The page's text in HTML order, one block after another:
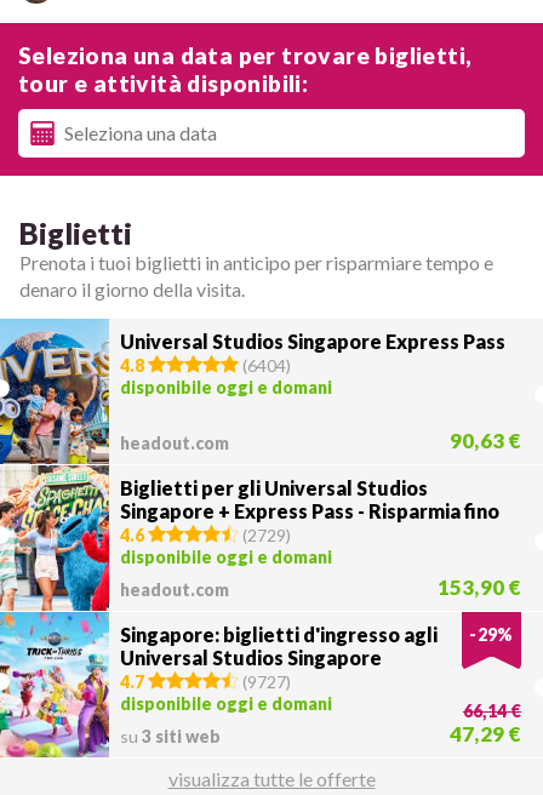
Seleziona una data per trovare biglietti,
tour e attività disponibili:
Biglietti
Prenota i tuoi biglietti in anticipo per risparmiare tempo e
denaro il giorno della visita.
Universal Studios Singapore Express Pass
4.8 (6404)
disponibile oggi e domani
headout.com 90,63 €
Biglietti per gli Universal Studios
Singapore + Express Pass - Risparmia fino
a 4 ore!
4.6 (2729)
disponibile oggi e domani
headout.com
153,90 €
Singapore: biglietti d'ingresso agli
Universal Studios Singapore
-29%
4.7 (9727)
disponibile oggi e domani
su 3 siti web
66,14 €
47,29 €
visualizza tutte le offerte